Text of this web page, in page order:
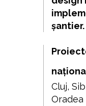
șantier.
Cluj,